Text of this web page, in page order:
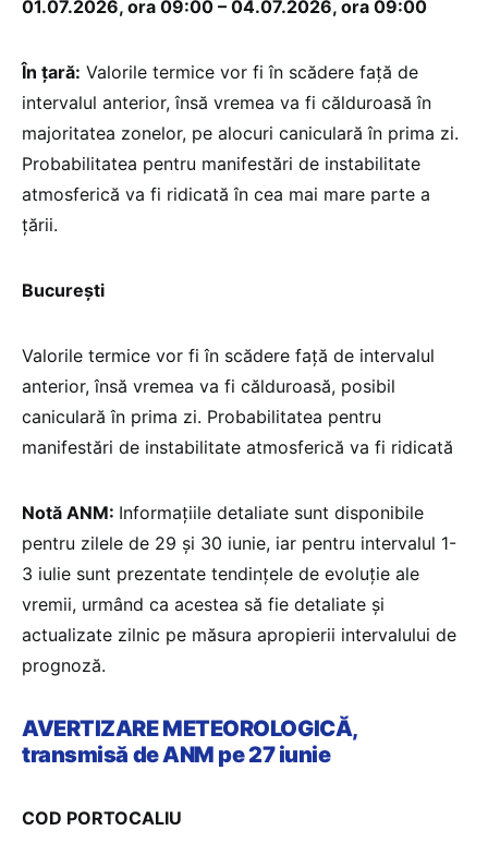
01.07.2026, ora 09:00 – 04.07.2026, ora 09:00
În țară: Valorile termice vor fi în scădere față de
intervalul anterior, însă vremea va fi călduroasă în
majoritatea zonelor, pe alocuri caniculară în prima zi.
Probabilitatea pentru manifestări de instabilitate
atmosferică va fi ridicată în cea mai mare parte a
țării.
București
Valorile termice vor fi în scădere față de intervalul
anterior, însă vremea va fi călduroasă, posibil
caniculară în prima zi. Probabilitatea pentru
manifestări de instabilitate atmosferică va fi ridicată
Notă ANM: Informațiile detaliate sunt disponibile
pentru zilele de 29 și 30 iunie, iar pentru intervalul 1-
3 iulie sunt prezentate tendințele de evoluție ale
vremii, urmând ca acestea să fie detaliate și
actualizate zilnic pe măsura apropierii intervalului de
prognoză.
AVERTIZARE METEOROLOGICĂ,
transmisă de ANM pe 27 iunie
COD PORTOCALIU